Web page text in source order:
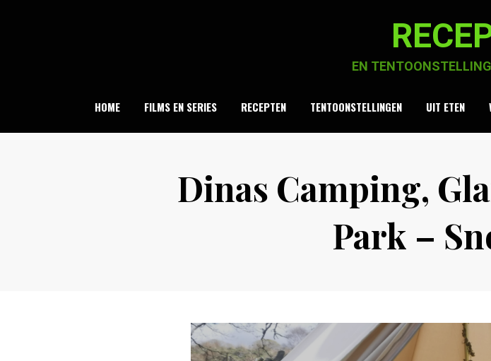
EN
HOME FILMS EN SERIES RECEPTEN TENTOONSTELLINGEN UIT ETEN
Dinas Camping,
Park –